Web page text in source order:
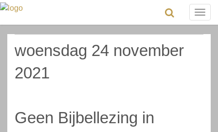
woensdag 24 november
2021
Geen Bijbellezing in